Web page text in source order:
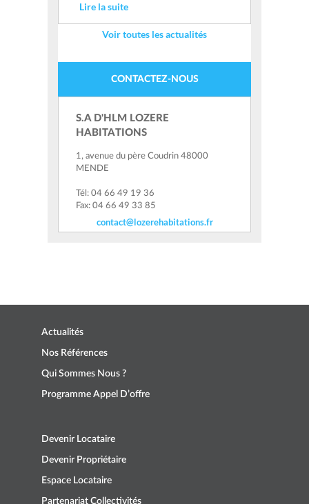
Lire la suite
Voir toutes les actualités
CONTACTEZ-NOUS
S.A D'HLM LOZERE
HABITATIONS
1, avenue du père Coudrin 48000
MENDE
Tél: 04 66 49 19 36
Fax: 04 66 49 33 85
contact@lozerehabitations.fr
Actualités
Nos Références
Qui Sommes Nous ?
Programme Appel D’offre
Devenir Locataire
Devenir Propriétaire
Espace Locataire
Partenariat Collectivités